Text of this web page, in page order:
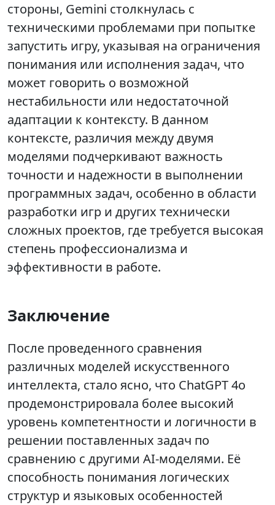
стороны, Gemini столкнулась с
техническими проблемами при попытке
запустить игру, указывая на ограничения
понимания или исполнения задач, что
может говорить о возможной
нестабильности или недостаточной
адаптации к контексту. В данном
контексте, различия между двумя
моделями подчеркивают важность
точности и надежности в выполнении
программных задач, особенно в области
разработки игр и других технически
сложных проектов, где требуется высокая
степень профессионализма и
эффективности в работе.
Заключение
После проведенного сравнения
различных моделей искусственного
интеллекта, стало ясно, что ChatGPT 4o
продемонстрировала более высокий
уровень компетентности и логичности в
решении поставленных задач по
сравнению с другими AI-моделями. Её
способность понимания логических
структур и языковых особенностей